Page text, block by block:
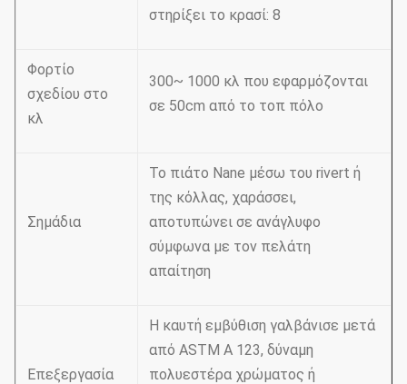
στηρίξει το κρασί: 8
Φορτίο
σχεδίου στο
κλ
300~ 1000 κλ που εφαρμόζονται
σε 50cm από το τοπ πόλο
Σημάδια
Το πιάτο Nane μέσω του rivert ή
της κόλλας, χαράσσει,
αποτυπώνει σε ανάγλυφο
σύμφωνα με τον πελάτη
απαίτηση
Επεξεργασία
Η καυτή εμβύθιση γαλβάνισε μετά
από ASTM Α 123, δύναμη
πολυεστέρα χρώματος ή